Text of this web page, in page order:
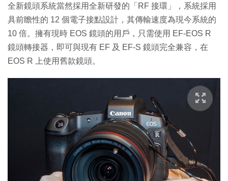
全新鏡頭系統當然採用全新研發的「RF 接環」，系統採用
具前瞻性的 12 個電子接點設計，其傳輸速度為現今系統的
10 倍。擁有現時 EOS 鏡頭的用戶，只需使用 EF-EOS R
鏡頭轉接器，即可與現有 EF 及 EF-S 鏡頭完全兼容，在
EOS R 上使用舊款鏡頭。